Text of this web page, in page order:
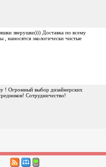
зверушки))) Доставка по всему
, наносятся экологически чистые
! Огромный выбор дизайнерских
Сотрудничество!